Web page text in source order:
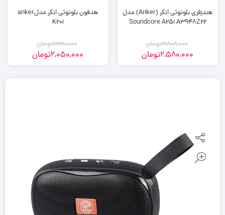
هندزفری بلوتوثی انکر (Anker) مدل
Soundcore A25i A3948Z22
3,808,000تومان
2,580,000تومان
هدفون بلوتوثی انکر مدلanker
K20i
2,320,000تومان
2,050,000تومان